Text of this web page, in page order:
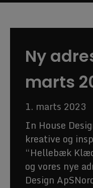
Ny
marts
1. marts 2023
In House
kreative og
“Hellebæk
og vores nye
Design